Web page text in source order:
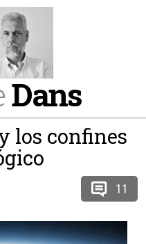
Dans
los confines
11